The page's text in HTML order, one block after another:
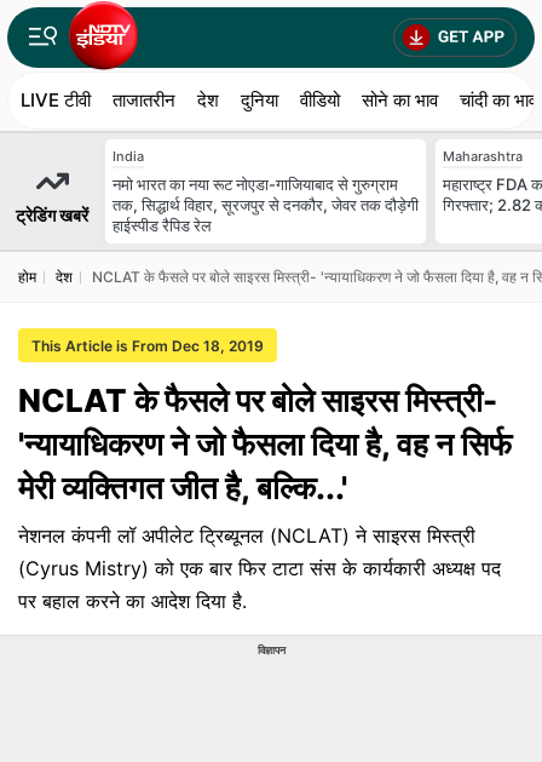
LIVE टीवी ताजातरीन देश दुनिया वीडियो सोने का भाव चांदी का भाव
ट्रेडिंग खबरें
India
नमो भारत का नया रूट नोएडा-गाजियाबाद से गुरुग्राम
तक, सिद्धार्थ विहार, सूरजपुर से दनकौर, जेवर तक दौड़ेगी
हाईस्पीड रैपिड रेल
Maharashtra
महाराष्ट्र
गिरफ्तार; 2.82
होम देश NCLAT के फैसले पर बोले साइरस मिस्त्री- 'न्यायाधिकरण ने जो फैसला दिया है, वह न
This Article is From Dec 18, 2019
NCLAT के फैसले पर बोले साइरस मिस्त्री-
'न्यायाधिकरण ने जो फैसला दिया है, वह न सिर्फ
मेरी व्यक्तिगत जीत है, बल्कि...'
नेशनल कंपनी लॉ अपीलेट ट्रिब्यूनल (NCLAT) ने साइरस मिस्त्री
(Cyrus Mistry) को एक बार फिर टाटा संस के कार्यकारी अध्यक्ष पद
पर बहाल करने का आदेश दिया है.
विज्ञापन